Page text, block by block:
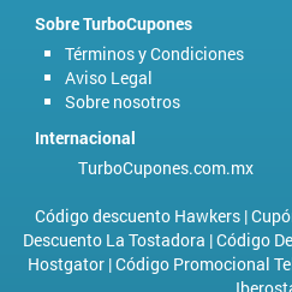
Sobre TurboCupones
Términos y Condiciones
Aviso Legal
Sobre nosotros
Internacional
TurboCupones.com.mx
Código descuento Hawkers|
Descuento La Tostadora |Código
Hostgator |Código Promocional